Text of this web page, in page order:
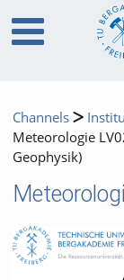
Channels
Meteorologie
Geophysik)